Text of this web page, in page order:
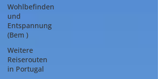
Wohlbefinden
und
Entspannung
(Bem )
Weitere
Reiserouten
in Portugal